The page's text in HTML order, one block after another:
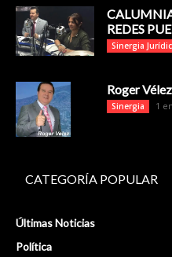
REDES
Sinergia
Roger Vélez
Sinergia 1
CATEGORÍA POPULAR
Últimas Noticias
Política